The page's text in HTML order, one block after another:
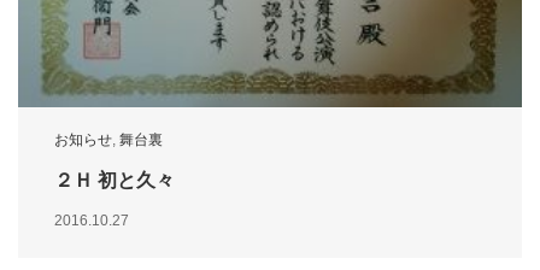
お知らせ, 舞台裏
２Ｈ 初と久々
2016.10.27